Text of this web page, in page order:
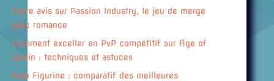
Notre avis sur Passion Industry, le jeu de merge
avec romance
Comment exceller en PvP compétitif sur Age of
Wulin : techniques et astuces
Halo Figurine : comparatif des meilleures